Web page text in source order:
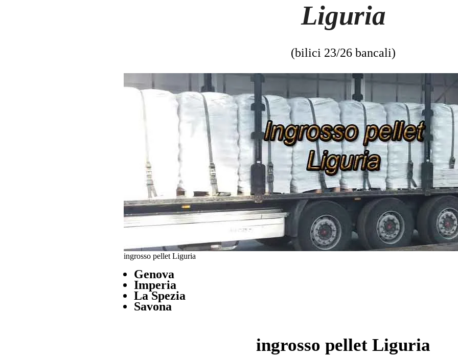
Liguria
(bilici 23/26 bancali)
ingrosso pellet Liguria
Genova
Imperia
La Spezia
Savona
ingrosso pellet Liguria